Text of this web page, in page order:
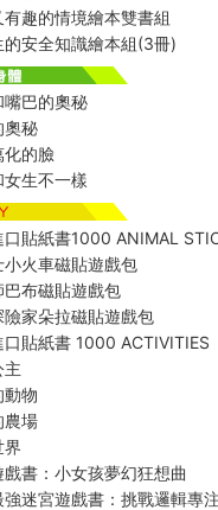
有趣的情境繪本雙書組
的安全知識繪本組(3冊)
嘴巴的奧秘
奧秘
化的臉
女生不一樣
口貼紙書1000 ANIMAL
小火車磁貼遊戲包
巴布磁貼遊戲包
險家朵拉磁貼遊戲包
口貼紙書 1000 ACTIVITIES
主
動物
農場
界
戲書：小女孩夢幻狂想曲
強迷宮遊戲書：挑戰邏輯專